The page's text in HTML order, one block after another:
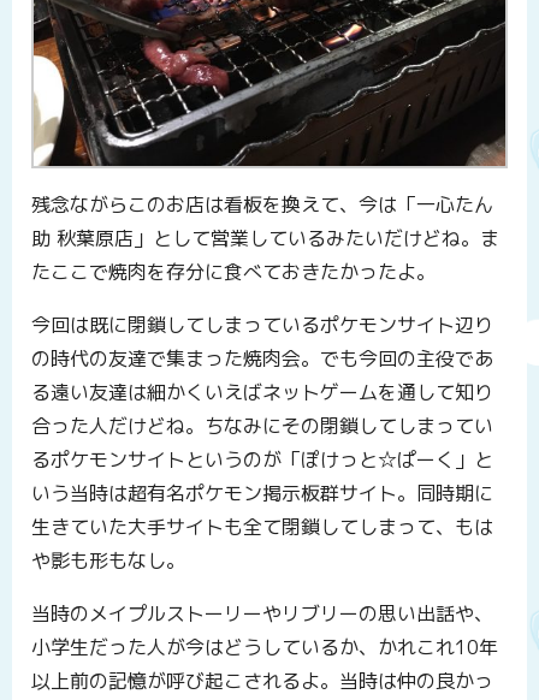
残念ながらこのお店は看板を換えて、今は「一心たん
助 秋葉原店」として営業しているみたいだけどね。ま
たここで焼肉を存分に食べておきたかったよ。
今回は既に閉鎖してしまっているポケモンサイト辺り
の時代の友達で集まった焼肉会。でも今回の主役であ
る遠い友達は細かくいえばネットゲームを通して知り
合った人だけどね。ちなみにその閉鎖してしまってい
るポケモンサイトというのが「ぽけっと☆ぱーく」と
いう当時は超有名ポケモン掲示板群サイト。同時期に
生きていた大手サイトも全て閉鎖してしまって、もは
や影も形もなし。
当時のメイプルストーリーやリブリーの思い出話や、
小学生だった人が今はどうしているか、かれこれ10年
以上前の記憶が呼び起こされるよ。当時は仲の良かっ